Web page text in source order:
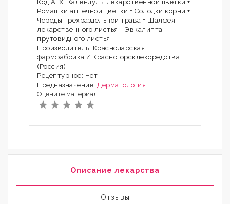
Код АТХ: Календулы лекарственной цветки +
Ромашки аптечной цветки + Солодки корни +
Череды трехраздельной трава + Шалфея
лекарственного листья + Эвкалипта
прутовидного листья
Производитель: Краснодарская
фармфабрика / Красногорсклексредства
(Россия)
Рецептурное: Нет
Предназначение: Дерматология
Оцените материал:
Описание лекарства
Отзывы